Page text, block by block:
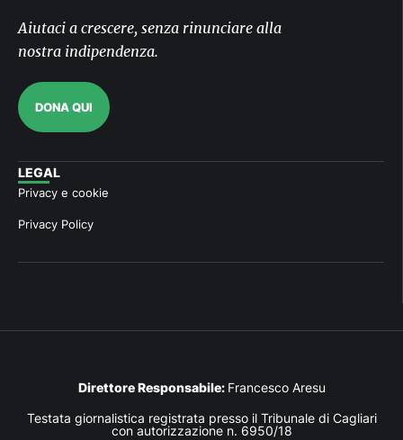
Aiutaci a crescere, senza rinunciare alla
nostra indipendenza.
DONA QUI
LEGAL
Privacy e cookie
Privacy Policy
Direttore Responsabile: Francesco Aresu
Testata giornalistica registrata presso il Tribunale di Cagliari
con autorizzazione n. 6950/18